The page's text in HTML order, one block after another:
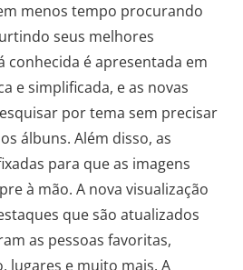
menos tempo procurando
seus melhores
conhecida é apresentada em
e simplificada, e as novas
por tema sem precisar
álbuns. Além disso, as
para que as imagens
à mão. A nova visualização
que são atualizados
as pessoas favoritas,
lugares e muito mais. A